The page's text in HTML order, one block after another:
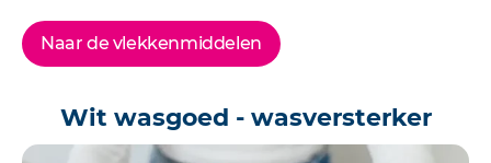
Naar de vlekkenmiddelen
Wit wasgoed - wasversterker